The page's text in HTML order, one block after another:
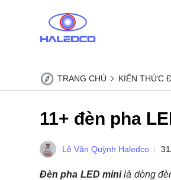
TRANG CHỦ KIẾN THỨC
11+ đèn pha
Lê Văn Quỳnh Haledco
Đèn pha LED minilà dòng